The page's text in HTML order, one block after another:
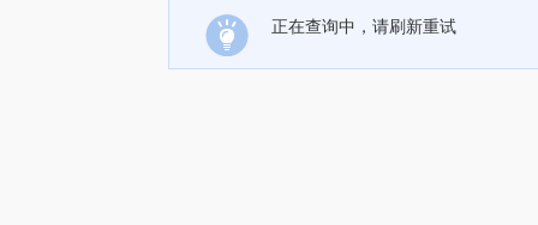
正在查询中，请刷新重试